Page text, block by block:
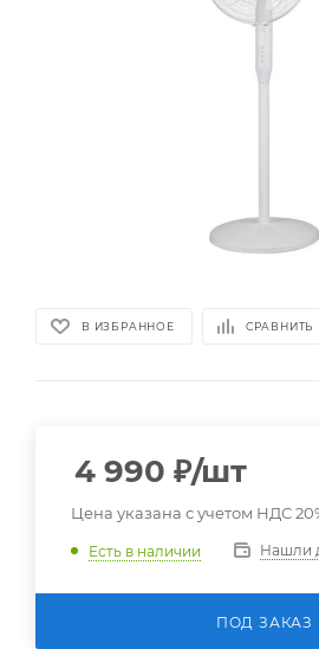
В ИЗБРАННОЕ СРАВНИТЬ
4 990 ₽/шт
Цена указана с учетом НДС
Есть в наличии Нашли
ПОД ЗАКАЗ